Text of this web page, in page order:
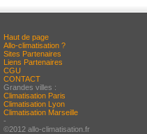
Haut de page
Allo-climatisation ?
Sites Partenaires
Liens Partenaires
CGU
CONTACT
Grandes villes :
Climatisation Paris
Climatisation Lyon
Climatisation Marseille
-
©2012 allo-climatisation.fr